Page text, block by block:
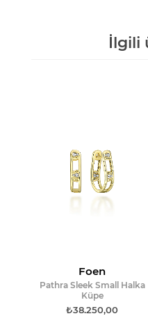
İlgili
Foen
Pathra Sleek Small Halka
Küpe
₺38.250,00